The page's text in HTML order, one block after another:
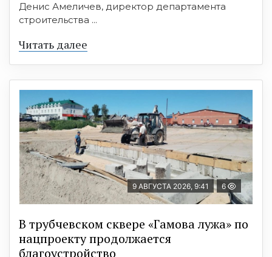
Денис Амеличев, директор департамента
строительства ...
Читать далее
9 АВГУСТА 2026, 9:41 6
В трубчевском сквере «Гамова лужа» по
нацпроекту продолжается
благоустройство